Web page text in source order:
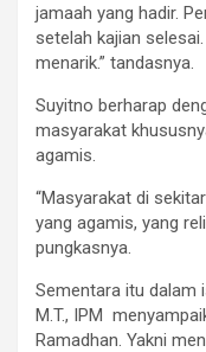
jamaah yang hadir.
setelah kajian
menarik.” tandasnya.
Suyitno berharap
masyarakat
agamis.
“Masyarakat di
yang agamis, yang
pungkasnya.
Sementara itu dalam
M.T., IPM
Ramadhan. Yakni